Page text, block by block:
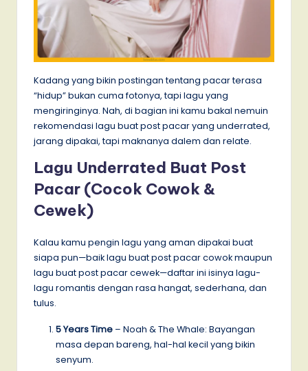
Kadang yang bikin postingan tentang pacar terasa
“hidup” bukan cuma fotonya, tapi lagu yang
mengiringinya. Nah, di bagian ini kamu bakal nemuin
rekomendasi lagu buat post pacar yang underrated,
jarang dipakai, tapi maknanya dalem dan relate.
Lagu Underrated Buat Post
Pacar (Cocok Cowok &
Cewek)
Kalau kamu pengin lagu yang aman dipakai buat
siapa pun—baik lagu buat post pacar cowok maupun
lagu buat post pacar cewek—daftar ini isinya lagu-
lagu romantis dengan rasa hangat, sederhana, dan
tulus.
5 Years Time – Noah & The Whale: Bayangan
masa depan bareng, hal-hal kecil yang bikin
senyum.